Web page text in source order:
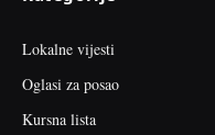
Lokalne vijesti
Oglasi za posao
Kursna lista